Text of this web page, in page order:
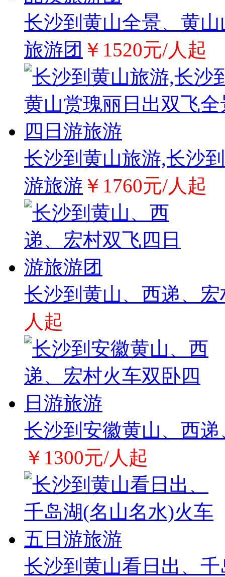
长沙到黄山全景、黄
旅游团 ￥1520元/人起
长沙到黄山旅游,长沙
游旅游 ￥1760元/人起
长沙到黄山、西递、
人起
长沙到安徽黄山、西
￥1300元/人起
长沙到黄山看日出、